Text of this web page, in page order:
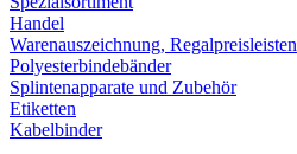
Handel
Warenauszeichnung, Regalpreisleisten
Polyesterbindebänder
Splintenapparate und Zubehör
Etiketten
Kabelbinder